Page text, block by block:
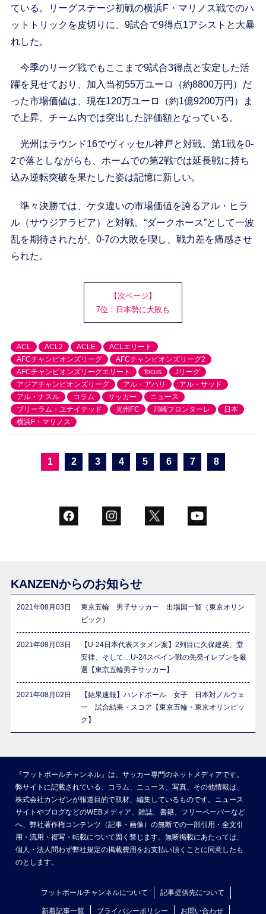
ている。リーグステージ初戦の横浜F・マリノス戦でのハ
ットトリックを皮切りに、9試合で9得点1アシストと大暴
れした。
今季のリーグ戦でもここまで9試合3得点と安定した活
躍を見せており、加入当初55万ユーロ（約8800万円）だ
った市場価値は、現在120万ユーロ（約1億9200万円）ま
で上昇。チーム内では突出した評価額となっている。
光州はラウンド16でヴィッセル神戸と対戦。第1戦を0-
2で落としながらも、ホームでの第2戦では延長戦に持ち
込み逆転突破を果たした姿は記憶に新しい。
準々決勝では、ケタ違いの市場価値を誇るアル・ヒラ
ル（サウジアラビア）と対戦。“ダークホース”として一波
乱を期待されたが、0-7の大敗を喫し、戦力差を痛感させ
られた。
【次ページ】
7位：日本勢に大敗も
ACL ACL2 ACLE
ACLエリート
AFCチャンピオンズリーグ
AFCチャンピオンズリーグ2
AFCチャンピオンズリーグエリート
focus
Jリーグ
アジアチャンピオンズリーグ
アル・アハリ
アル・サッド
アル・ナスル
コラム サッカー
ニュース
ブリーラム・ユナイテッド
光州FC 川崎フロンターレ
日本
横浜F・マリノス
1 2 3 4 5 6 7 8
KANZENからのお知らせ
2021年08月03日
東京五輪 男子サッカー 出場国一覧（東京オリン
ピック）
2021年08月03日
【U-24日本代表スタメン案】2列目に久保建英、堂
安律、そして…U-24スペイン戦の先発イレブンを厳
選【東京五輪男子サッカー】
2021年08月02日
【結果速報】ハンドボール 女子 日本対ノルウェ
ー 試合結果・スコア【東京五輪・東京オリンピッ
ク】
『フットボールチャンネル』は、サッカー専門のネットメディアです。
弊サイトに記載されている、コラム、ニュース、写真、その他情報は、
株式会社カンゼンが報道目的で取材、編集しているものです。ニュース
サイトやブログなどのWEBメディア、雑誌、書籍、フリーペーパーなど
へ、弊社著作権コンテンツ（記事・画像）の無断での一部引用・全文引
用・流用・複写・転載について固く禁じます。無断掲載にあたっては、
個人・法人問わず弊社規定の掲載費用をお支払い頂くことに同意したも
のとします。
フットボールチャンネルについて 記事提供先について
新着記事一覧 プライバシーポリシー お問い合わせ